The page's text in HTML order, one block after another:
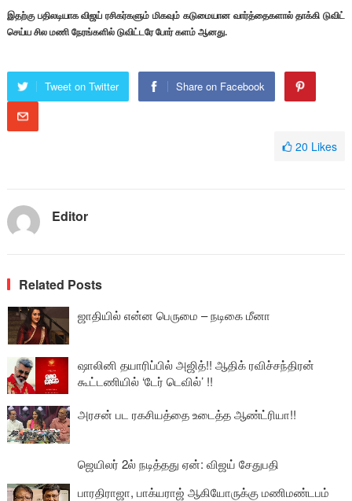
இதற்கு பதிலடியாக விஜய் ரசிகர்களும் மிகவும் கடுமையான வார்த்தைகளால் தாக்கி டுவிட்
செய்ய சில மணி நேரங்களில் டுவிட்டரே போர் களம் ஆனது.
Tweet on Twitter Share on Facebook
20 Likes
Editor
Related Posts
ஜாதியில் என்ன பெருமை – நடிகை மீனா
ஷாலினி தயாரிப்பில் அஜித்!! ஆதிக் ரவிச்சந்திரன்
கூட்டணியில் ‘டேர் டெவில்’ !!
அரசன் பட ரகசியத்தை உடைத்த ஆண்ட்ரியா!!
ஜெயிலர் 2ல் நடித்தது ஏன்: விஜய் சேதுபதி
பாரதிராஜா, பாக்யராஜ் ஆகியோருக்கு மணிமண்டபம்